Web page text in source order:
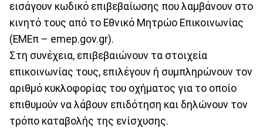
εισάγουν κωδικό επιβεβαίωσης που λαμβάνουν στο
κινητό τους από το Εθνικό Μητρώο Επικοινωνίας
(ΕΜΕπ – emep.gov.gr).
Στη συνέχεια, επιβεβαιώνουν τα στοιχεία
επικοινωνίας τους, επιλέγουν ή συμπληρώνουν τον
αριθμό κυκλοφορίας του οχήματος για το οποίο
επιθυμούν να λάβουν επιδότηση και δηλώνουν τον
τρόπο καταβολής της ενίσχυσης.